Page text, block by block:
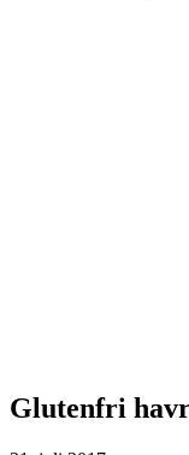
Glutenfri